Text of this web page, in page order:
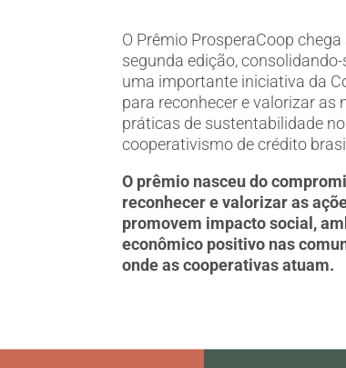
O Prêmio ProsperaCoop chega
segunda edição,
uma importante iniciativa da
para reconhecer e valorizar as
práticas de sustentabilidade no
cooperativismo de crédito
O prêmio nasceu do
reconhecer e valorizar as
promovem impacto social,
econômico positivo nas
onde as cooperativas atuam.